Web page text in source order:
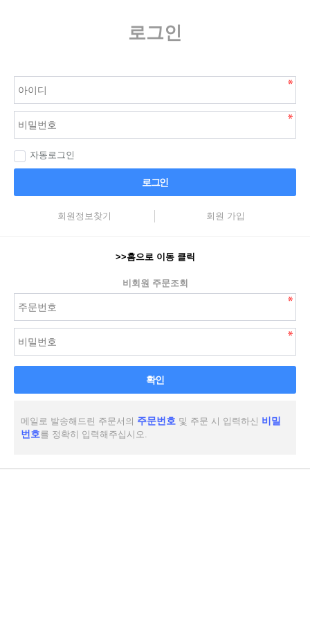
로그인
자동로그인
로그인
회원정보찾기 회원 가입
>>홈으로 이동 클릭
비회원 주문조회
확인
메일로 발송해드린 주문서의 주문번호 및 주문 시 입력하신 비밀
번호를 정확히 입력해주십시오.